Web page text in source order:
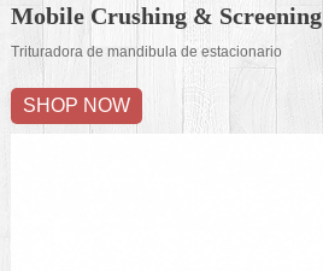
Mobile Crushing & Screening
Trituradora de mandibula de estacionario
SHOP NOW